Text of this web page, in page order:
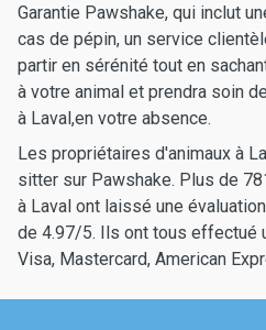
Garantie Pawshake, qui inclut
cas de pépin, un service
partir en sérénité tout en
à votre animal et prendra soin
à Laval,en votre absence.
Les propriétaires d'animaux à
sitter sur Pawshake. Plus de
à Laval ont laissé une
de 4.97/5. Ils ont tous effectué
Visa, Mastercard, American